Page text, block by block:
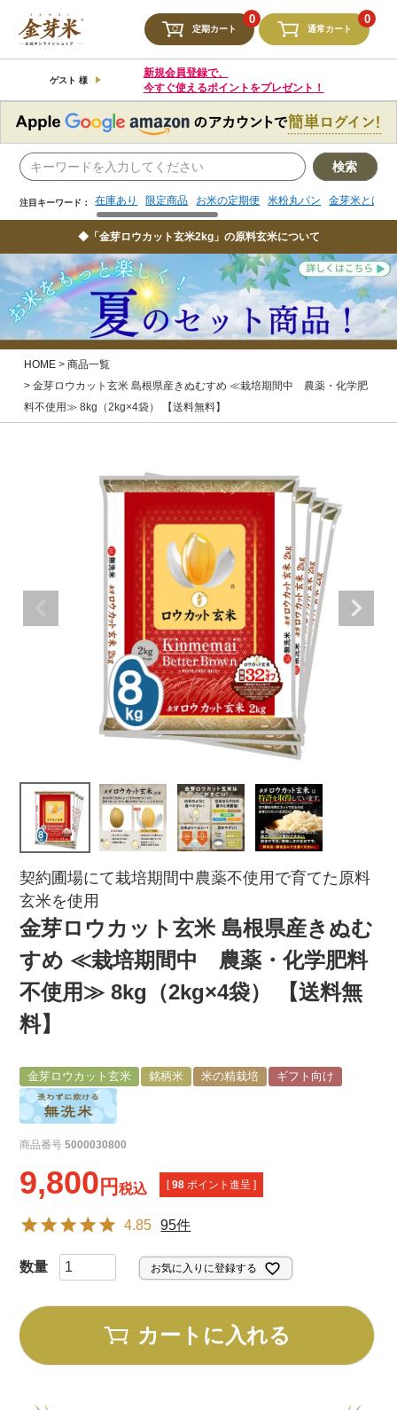
定期カート
0
通常カート
0
ゲスト 様
新規会員登録で、
今すぐ使えるポイントをプレゼント！
検索
注目キーワード： 在庫あり 限定商品 お米の定期便 米粉丸パン 金芽米とは
注目キーワード： 限定商品 お米の定期便 米粉丸パン 金芽米とは
◆「金芽ロウカット玄米2kg」の原料玄米について
HOME
商品一覧
金芽ロウカット玄米 島根県産きぬむすめ ≪栽培期間中 農薬・化学肥
料不使用≫ 8kg（2kg×4袋） 【送料無料】
契約圃場にて栽培期間中農薬不使用で育てた原料
玄米を使用
金芽ロウカット玄米 島根県産きぬむ
すめ ≪栽培期間中 農薬・化学肥料
不使用≫ 8kg（2kg×4袋） 【送料無
料】
金芽ロウカット玄米 銘柄米 米の精栽培 ギフト向け
商品番号 5000030800
9,800 税込 [ 98 ポイント進呈 ]
4.85 95件
お気に入りに登録する
カートに入れる